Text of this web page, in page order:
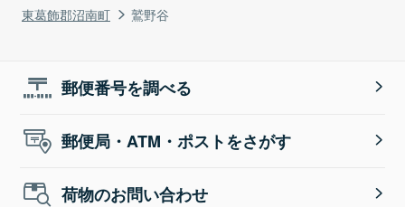
東葛飾郡沼南町
鷲野谷
郵便番号を調べる
郵便局・ATM・ポストをさがす
荷物のお問い合わせ